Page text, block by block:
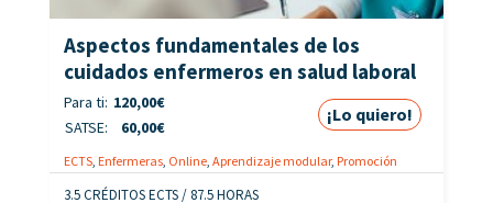
Aspectos fundamentales de los
cuidados enfermeros en salud laboral
Para ti: 120,00€
SATSE:
60,00€
¡Lo quiero!
ECTS, Enfermeras, Online, Aprendizaje modular, Promoción
3.5 CRÉDITOS ECTS / 87.5 HORAS